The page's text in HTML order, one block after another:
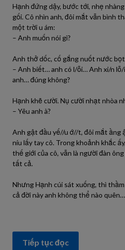
Hạnh đứng dậy, bước tới, nhẹ
gối. Cô nhìn anh, đôi mắt vẫn bình
một trời u ám:
– Anh muốn nói gì?
Anh thở dốc, cố gắng nuốt nước
– Anh biết… anh có l/ỗi… Anh xi/n
anh… đúng không?
Hạnh khẽ cười. Nụ cười nhạt nhòa
– Yêu anh à?
Anh gật đầu yế//u ớ//t, đôi mắt ầng
níu lấy tay cô. Trong khoảnh khắc
thế giới của cô, vẫn là người đàn
tất cả.
Nhưng Hạnh cúi sát xuống, thì
cả đời này anh không thể nào quên…
Tiếp tục đọc